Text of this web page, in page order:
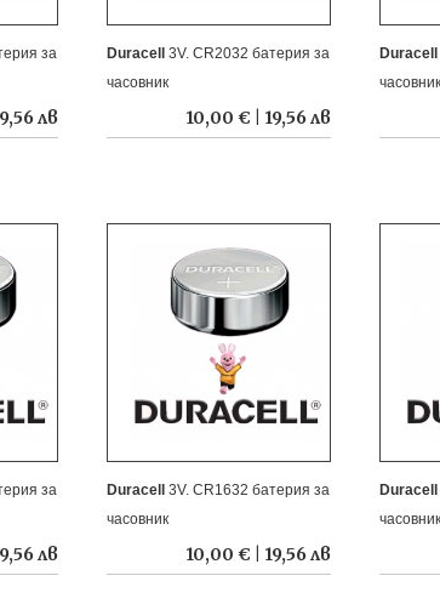
за
лв
Duracell 3V. CR2032 батерия за
часовник
10,00 € | 19,56 лв
Duracell
часовник
за
лв
Duracell 3V. CR1632 батерия за
часовник
10,00 € | 19,56 лв
Duracell
часовник